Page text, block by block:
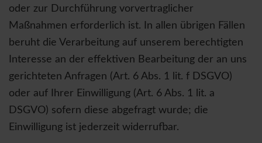
oder zur Durchführung vorvertraglicher
Maßnahmen erforderlich ist. In allen übrigen Fällen
beruht die Verarbeitung auf unserem berechtigten
Interesse an der effektiven Bearbeitung der an uns
gerichteten Anfragen (Art. 6 Abs. 1 lit. f DSGVO)
oder auf Ihrer Einwilligung (Art. 6 Abs. 1 lit. a
DSGVO) sofern diese abgefragt wurde; die
Einwilligung ist jederzeit widerrufbar.